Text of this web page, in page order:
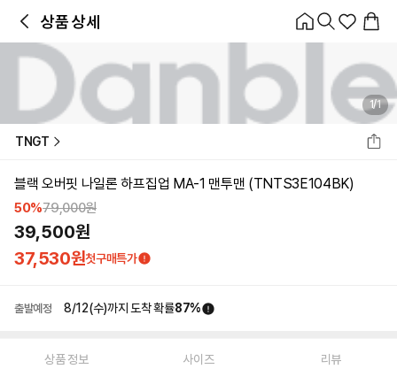
앱 첫 구매 시 10% 쿠폰 + 무료 교환/배송 앱 열기
상품 상세
1/1
TNGT
블랙 오버핏 나일론 하프집업 MA-1 맨투맨 (TNTS3E104BK)
50%79,000원
39,500원
37,530원첫구매특가
출발예정 8/12(수)까지 도착 확률87%
상품 정보 사이즈 리뷰